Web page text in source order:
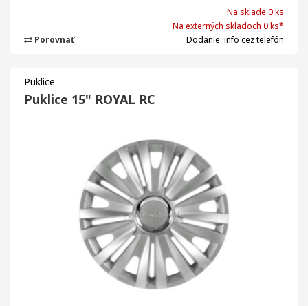
Na sklade 0 ks
Na externých skladoch 0 ks*
Dodanie: info cez telefón
Porovnať
Puklice
Puklice 15" ROYAL RC